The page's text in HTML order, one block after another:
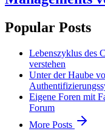
Popular Posts
Lebenszyklus des
verstehen
Unter der Haube
Eigene Foren mit
Forum
More Posts